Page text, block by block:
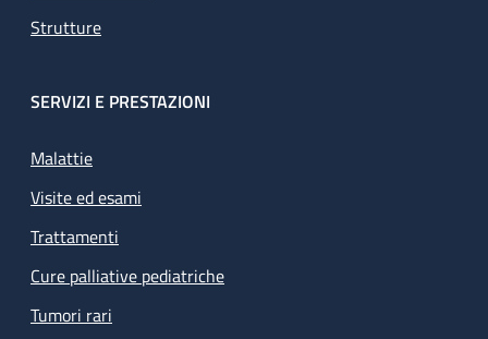
Strutture
SERVIZI E PRESTAZIONI
Malattie
Visite ed esami
Trattamenti
Cure palliative pediatriche
Tumori rari